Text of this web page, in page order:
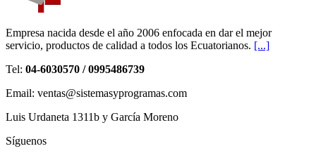
Empresa nacida desde el año 2006 enfocada en dar el mejor
servicio, productos de calidad a todos los Ecuatorianos. [...]
Tel: 04-6030570 / 0995486739
Email: ventas@sistemasyprogramas.com
Luis Urdaneta 1311b y García Moreno
Síguenos